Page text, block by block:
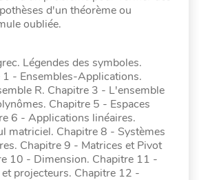
d'un théorème ou
oubliée.
Légendes des symboles.
- Ensembles-Applications.
R. Chapitre 3 - L'ensemble
Chapitre 5 - Espaces
6 - Applications linéaires.
matriciel. Chapitre 8 - Systèmes
Chapitre 9 - Matrices et Pivot
10 - Dimension. Chapitre 11 -
projecteurs. Chapitre 12 -